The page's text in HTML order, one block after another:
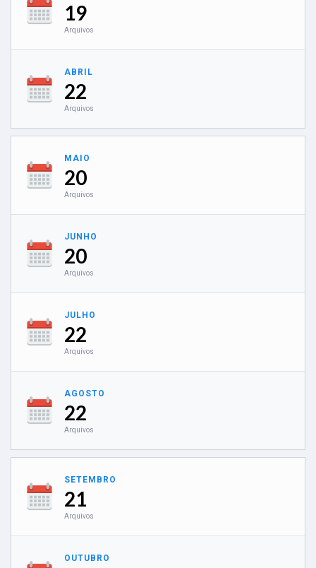
19
Arquivos
ABRIL
22
Arquivos
MAIO
20
Arquivos
JUNHO
20
Arquivos
JULHO
22
Arquivos
AGOSTO
22
Arquivos
SETEMBRO
21
Arquivos
OUTUBRO